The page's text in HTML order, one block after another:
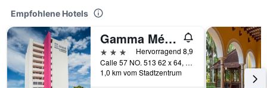
Empfohlene Hotels
Gamma Mérida el Castellano
3 Sterne
Hervorragend 8,9
Calle 57 NO. 513 62 x 64, Col. Centro, Mérida, Yucatán, Mexiko
1,0 km vom Stadtzentrum